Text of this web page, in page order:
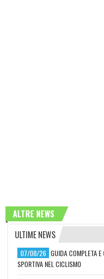
ALTRE NEWS
ULTIME NEWS
07/08/26 GUIDA COMPLETA
SPORTIVA NEL CICLISMO